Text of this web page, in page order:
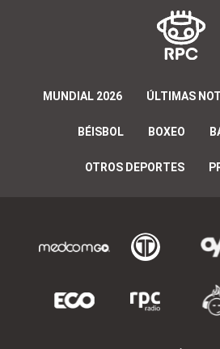
MUNDIAL 2026 ÚLTIMAS
BÉISBOL BOXEO
OTROS DEPORTES